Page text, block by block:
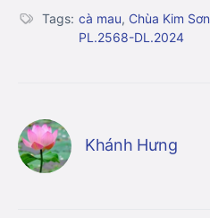
Tags: cà mau, Chùa Kim Sơn
PL.2568-DL.2024
Khánh Hưng